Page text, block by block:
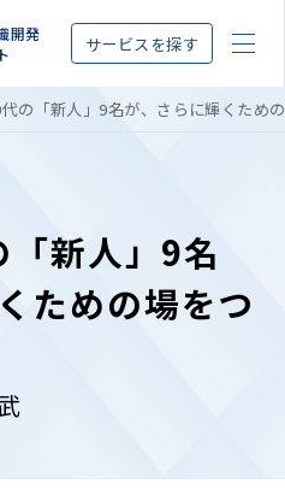
開発
サービスを探す
の「新人」9名が、さらに輝くため
新人」9名
ための場をつ